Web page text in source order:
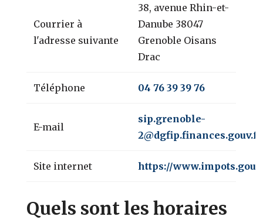
Courrier à
l'adresse suivante
38, avenue Rhin-et-
Danube 38047
Grenoble Oisans
Drac
Téléphone 04 76 39 39 76
E-mail
sip.grenoble-
2@dgfip.finances.gouv.fr
Site internet https://
Quels sont les horaires